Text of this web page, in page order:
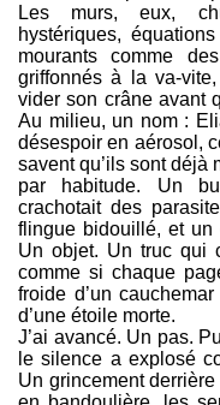
Les murs, eux,
hystériques,
mourants comme
griffonnés à la va-
vider son crâne avant
Au milieu, un nom :
désespoir en aérosol,
savent qu’ils sont déjà
par habitude. Un
crachotait des
flingue bidouillé, et un
Un objet. Un truc qui
comme si chaque
froide d’un
d’une étoile morte.
J’ai avancé. Un pas.
le silence a explosé
Un grincement